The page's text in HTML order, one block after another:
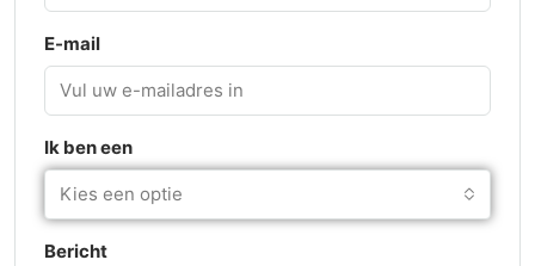
E-mail
Ik ben een
Kies een optie
Bericht